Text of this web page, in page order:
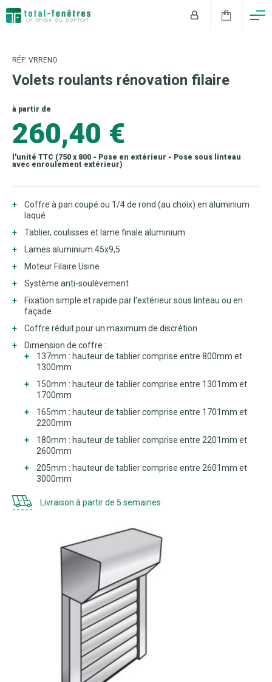
RÉF: VRRENO
Volets roulants rénovation filaire
à partir de
260,40 €
l'unité TTC (750 x 800 - Pose en extérieur - Pose sous linteau
avec enroulement extérieur)
Coffre à pan coupé ou 1/4 de rond (au choix) en aluminium
laqué
Tablier, coulisses et lame finale aluminium
Lames aluminium 45x9,5
Moteur Filaire Usine
Système anti-soulèvement
Fixation simple et rapide par l'extérieur sous linteau ou en
façade
Coffre réduit pour un maximum de discrétion
Dimension de coffre :
137mm : hauteur de tablier comprise entre 800mm et
1300mm
150mm : hauteur de tablier comprise entre 1301mm et
1700mm
165mm : hauteur de tablier comprise entre 1701mm et
2200mm
180mm : hauteur de tablier comprise entre 2201mm et
2600mm
205mm : hauteur de tablier comprise entre 2601mm et
3000mm
Livraison à partir de 5 semaines